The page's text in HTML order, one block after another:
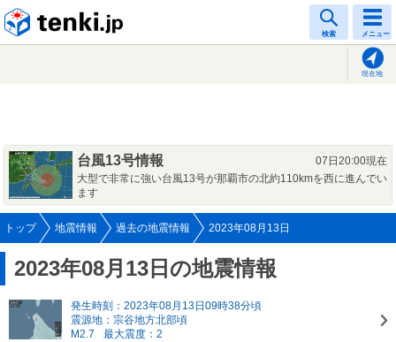
検索 メニュー
現在地
台風13号情報
07日20:00現在
大型で非常に強い台風13号が那覇市の北約110kmを西に進んでい
ます
トップ 地震情報 過去の地震情報 2023年08月13日
2023年08月13日の地震情報
発生時刻：2023年08月13日09時38分頃
震源地：宗谷地方北部頃
M2.7
最大震度：2